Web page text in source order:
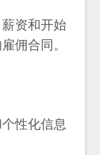
资和开始
佣合同。
性化信息